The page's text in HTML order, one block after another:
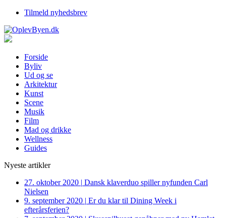
Tilmeld nyhedsbrev
Forside
Byliv
Ud og se
Arkitektur
Kunst
Scene
Musik
Film
Mad og drikke
Wellness
Guides
Nyeste artikler
27. oktober 2020 | Dansk klaverduo spiller nyfunden Carl
Nielsen
9. september 2020 | Er du klar til Dining Week i
efterårsferien?